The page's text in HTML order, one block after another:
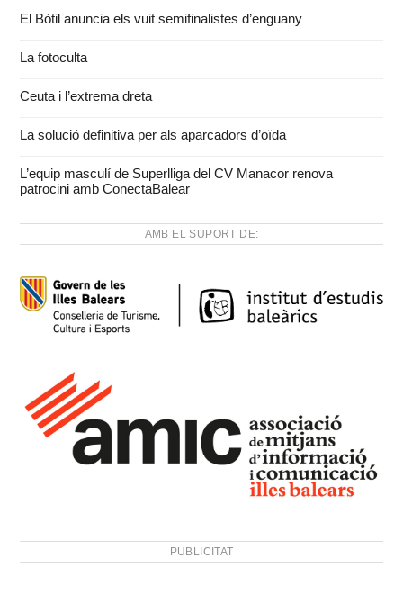
El Bòtil anuncia els vuit semifinalistes d’enguany
La fotoculta
Ceuta i l’extrema dreta
La solució definitiva per als aparcadors d’oïda
L’equip masculí de Superlliga del CV Manacor renova
patrocini amb ConectaBalear
AMB EL SUPORT DE:
PUBLICITAT